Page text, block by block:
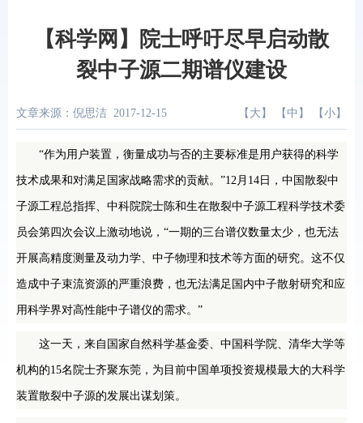
【科学网】院士呼吁尽早启动散
裂中子源二期谱仪建设
文章来源：倪思洁 2017-12-15 【 大 】 【 中 】 【 小 】
“作为用户装置，衡量成功与否的主要标准是用户获得的科学
技术成果和对满足国家战略需求的贡献。”12月14日，中国散裂中
子源工程总指挥、中科院院士陈和生在散裂中子源工程科学技术委
员会第四次会议上激动地说，“一期的三台谱仪数量太少，也无法
开展高精度测量及动力学、中子物理和技术等方面的研究。这不仅
造成中子束流资源的严重浪费，也无法满足国内中子散射研究和应
用科学界对高性能中子谱仪的需求。”
这一天，来自国家自然科学基金委、中国科学院、清华大学等
机构的15名院士齐聚东莞，为目前中国单项投资规模最大的大科学
装置散裂中子源的发展出谋划策。